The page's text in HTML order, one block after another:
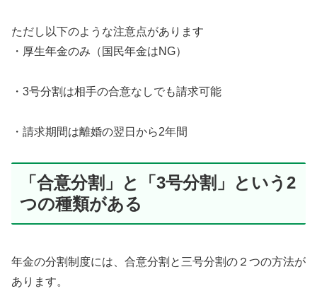
ただし以下のような注意点があります
・厚生年金のみ（国民年金はNG）
・3号分割は相手の合意なしでも請求可能
・請求期間は離婚の翌日から2年間
「合意分割」と「3号分割」という2
つの種類がある
年金の分割制度には、合意分割と三号分割の２つの方法が
あります。